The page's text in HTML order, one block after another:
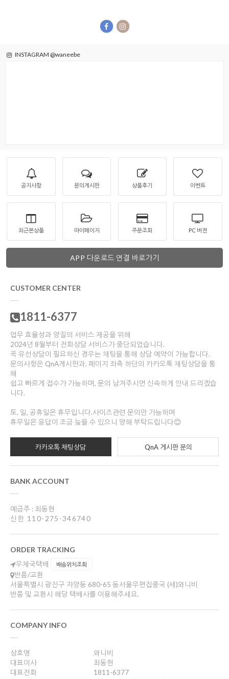
INSTAGRAM @waneebe
공지사항 문의게시판 상품후기 이벤트
최근본상품 마이페이지 주문조회 PC 버젼
APP 다운로드 연결 바로가기
CUSTOMER CENTER
1811-6377
업무 효율성과 양질의 서비스 제공을 위해
2024년 8월부터 전화상담 서비스가 중단되었습니다.
꼭 유선상담이 필요하신 경우는 채팅을 통해 상담 예약이 가능합니다.
문의사항은 QnA게시판과, 페이지 좌측 하단의 카카오톡 채팅상담을 통
해
쉽고 빠르게 접수가 가능하며, 문의 남겨주시면 신속하게 안내 드리겠습
니다.
토, 일, 공휴일은 휴무입니다.사이즈관련 문의만 가능하며
휴무일은 응답이 조금 늦을 수 있으니 양해 부탁드립니다😊
카카오톡 채팅상담 QnA 게시판 문의
BANK ACCOUNT
예금주 : 최동현
신한 110-275-346740
ORDER TRACKING
우체국택배 배송위치조회
반품/교환
서울특별시 광진구 자양동 680-65 동서울우편집중국 (세)와니비
반품 및 교환시 해당 택배사를 이용해주세요.
COMPANY INFO
상호명
와니비
대표이사
최동현
대표전화
1811-6377